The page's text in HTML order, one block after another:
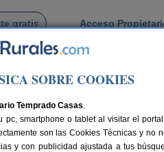
gratis Acceso
SOBRE COOKIES
Temprado Casas.
smartphone o tablet al visitar el
son las Cookies Técnicas y no
y con publicidad ajustada a tus